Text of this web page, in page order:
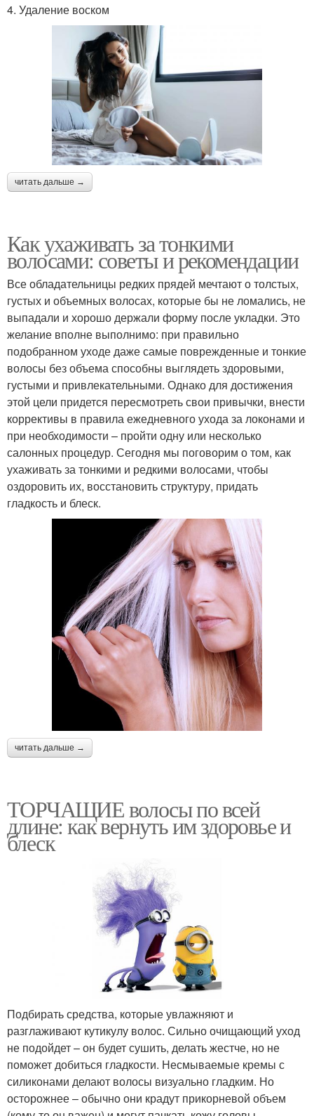
4. Удаление воском
читать дальше →
Как ухаживать за тонкими
волосами: советы и рекомендации
Все обладательницы редких прядей мечтают о толстых,
густых и объемных волосах, которые бы не ломались, не
выпадали и хорошо держали форму после укладки. Это
желание вполне выполнимо: при правильно
подобранном уходе даже самые поврежденные и тонкие
волосы без объема способны выглядеть здоровыми,
густыми и привлекательными. Однако для достижения
этой цели придется пересмотреть свои привычки, внести
коррективы в правила ежедневного ухода за локонами и
при необходимости – пройти одну или несколько
салонных процедур. Сегодня мы поговорим о том, как
ухаживать за тонкими и редкими волосами, чтобы
оздоровить их, восстановить структуру, придать
гладкость и блеск.
читать дальше →
ТОРЧАЩИЕ волосы по всей
длине: как вернуть им здоровье и
блеск
Подбирать средства, которые увлажняют и
разглаживают кутикулу волос. Сильно очищающий уход
не подойдет – он будет сушить, делать жестче, но не
поможет добиться гладкости. Несмываемые кремы с
силиконами делают волосы визуально гладким. Но
осторожнее – обычно они крадут прикорневой объем